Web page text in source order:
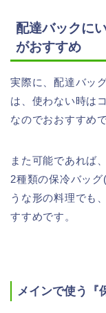
配達バックに
がおすすめ
実際に、配達バッ
は、使わない時は
なのでおおすすめで
また可能であれば
2種類の保冷バッ
うな形の料理でも
すすめです。
メインで使う『